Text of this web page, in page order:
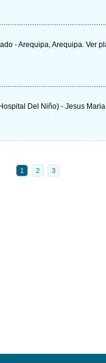
- Arequipa, Arequipa. Ver
Del Niño) - Jesus
1 2 3